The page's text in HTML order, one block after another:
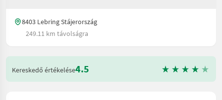
8403 Lebring Stájerország
249.11 km távolságra
Kereskedő értékelése4.5